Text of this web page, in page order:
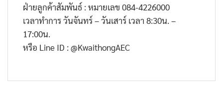
ฝ่ายลูกค้าสัมพันธ์ : หมายเลข 084-4226000
เวลาทำการ วันจันทร์ – วันเสาร์ เวลา 8:30น. –
17:00น.
หรือ Line ID : @KwaithongAEC